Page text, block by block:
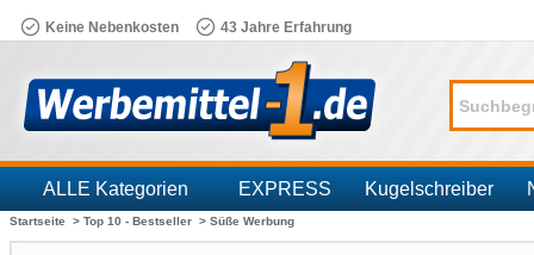
Keine Nebenkosten 43 Jahre Erfahrung
ALLE Kategorien EXPRESS Kugelschreiber
Branchen
Startseite > Top 10 - Bestseller > Süße Werbung